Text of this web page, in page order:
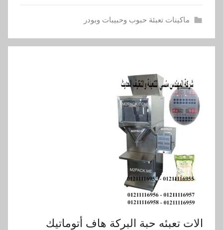
ماكينات تعبئة حبوب وحبيبات وبودر
الات تعبئه حبة البركة هاف أتوماتيك